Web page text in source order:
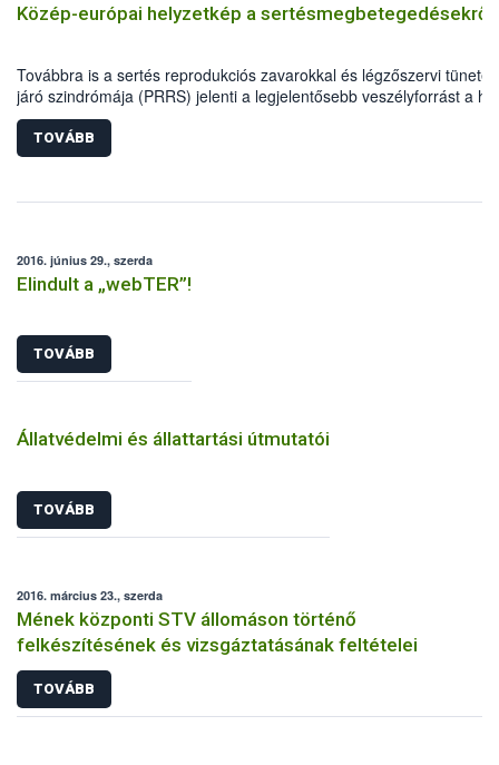
Közép-európai helyzetkép a sertésmegbetegedésekről
Továbbra is a sertés reprodukciós zavarokkal és légzőszervi
járó szindrómája (PRRS) jelenti a legjelentősebb veszélyforrást a
állományra – derül ki abból a 36 oldalas bookletből, mely az első
kézzelfogható eredménye a Visegrádi Alap támogatásával készült,
tavaly indult sertésmegbetegedés-kutatásoknak. A kiadvány a
konferenciáján elhangzottakat gyűjti össze, kiemelve a jelenlegi
projektben.
TOVÁBB
2016. június 29., szerda
Elindult a „webTER”!
TOVÁBB
Állatvédelmi és állattartási útmutatói
TOVÁBB
2016. március 23., szerda
Mének központi STV állomáson történő
felkészítésének és vizsgáztatásának feltételei
TOVÁBB